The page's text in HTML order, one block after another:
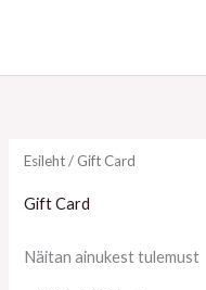
vahele
Esileht/ Gift Card
Gift Card
Näitan ainukest tulemust